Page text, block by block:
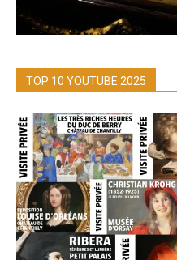
TOP 10 YOUTUBE 2025